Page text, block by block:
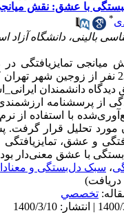
با عشق: نقش
*
بالینی، دانشگاه
تمایزیافتگی در
شرکنندگان در پژوهش حاضر
جهت سنجش تمایزیافتگی از پرسشنامه
از پرسشنامه
تحلیل قرار گرفت.
و عشق، تمایزیافتگی
با عشق معنی‌دار
، سبک دل‌بستگی و
تخصصي